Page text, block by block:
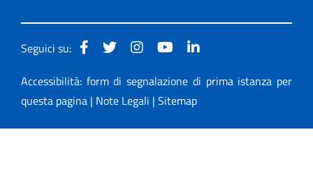
Seguici su:
Accessibilità: form di segnalazione di prima istanza per
questa pagina | Note Legali | Sitemap